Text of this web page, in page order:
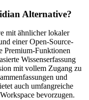
Alternative?
mit ähnlicher lokaler
einer Open-Source-
Premium-Funktionen
Wissenserfassung
mit vollem Zugang zu
und
auch umfangreiche
bevorzugen.